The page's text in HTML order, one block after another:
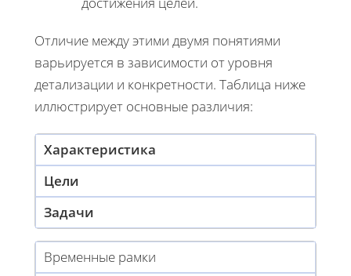
Отличие между этими двумя понятиями
варьируется в зависимости от уровня
детализации и конкретности. Таблица ниже
иллюстрирует основные различия:
Характеристика
Цели
Задачи
Временные рамки